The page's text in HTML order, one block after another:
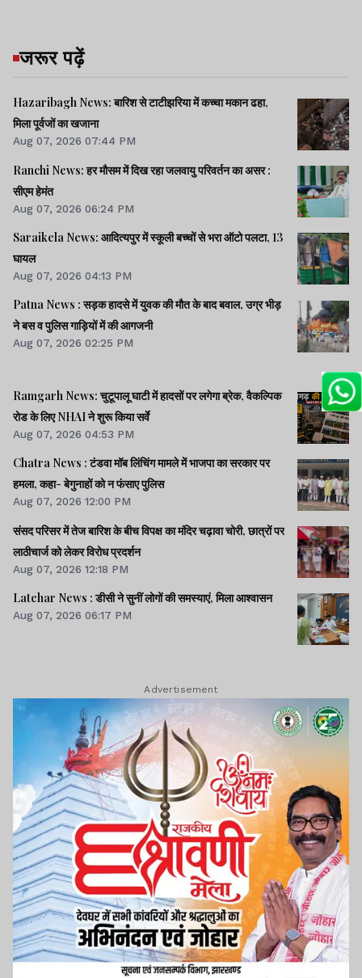
जरूर पढ़ें
Hazaribagh News: बारिश से टाटीझरिया में कच्चा मकान ढहा,
मिला पूर्वजों का खजाना
Aug 07, 2026 07:44 PM
Ranchi News: हर मौसम में दिख रहा जलवायु परिवर्तन का असर :
सीएम हेमंत
Aug 07, 2026 06:24 PM
Saraikela News: आदित्यपुर में स्कूली बच्चों से भरा ऑटो पलटा, 13
घायल
Aug 07, 2026 04:13 PM
Patna News : सड़क हादसे में युवक की मौत के बाद बवाल, उग्र भीड़
ने बस व पुलिस गाड़ियों में की आगजनी
Aug 07, 2026 02:25 PM
Ramgarh News: चुटूपालू घाटी में हादसों पर लगेगा ब्रेक, वैकल्पिक
रोड के लिए NHAI ने शुरू किया सर्वे
Aug 07, 2026 04:53 PM
Chatra News : टंडवा मॉब लिंचिंग मामले में भाजपा का सरकार पर
हमला, कहा- बेगुनाहों को न फंसाए पुलिस
Aug 07, 2026 12:00 PM
संसद परिसर में तेज बारिश के बीच विपक्ष का मंदिर चढ़ावा चोरी, छात्रों पर
लाठीचार्ज को लेकर विरोध प्रदर्शन
Aug 07, 2026 12:18 PM
Latehar News : डीसी ने सुनीं लोगों की समस्याएं, मिला आश्वासन
Aug 07, 2026 06:17 PM
Advertisement